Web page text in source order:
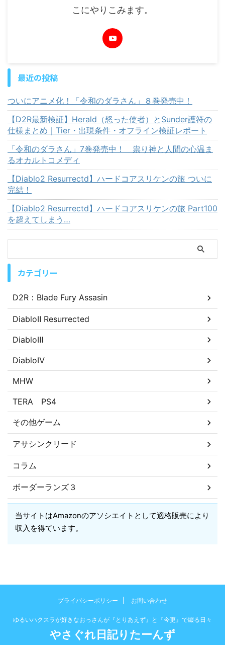
こにやりこみます。
最近の投稿
ついにアニメ化！「令和のダラさん」８巻発売中！
【D2R最新検証】Herald（怒った使者）とSunder護符の
仕様まとめ｜Tier・出現条件・オフライン検証レポート
「令和のダラさん」7巻発売中！ 祟り神と人間の心温ま
るオカルトコメディ
【Diablo2 Resurrectd】ハードコアスリケンの旅 ついに
完結！
【Diablo2 Resurrectd】ハードコアスリケンの旅 Part100
を超えてしまう…
カテゴリー
D2R：Blade Fury Assasin
DiabloⅡ Resurrected
DiabloⅢ
DiabloⅣ
MHW
TERA PS4
その他ゲーム
アサシンクリード
コラム
ボーダーランズ３
当サイトはAmazonのアソシエイトとして適格販売により
収入を得ています。
プライバシーポリシー お問い合わせ
ゆるいハクスラが好きなおっさんが『とりあえず』と『今更』で綴る日々
やさぐれ日記りたーんず